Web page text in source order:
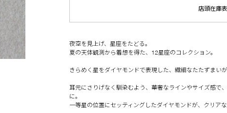
店頭在庫
夜空を見上げ、星座をたどる。
夏の天体観測から着想を得た、12星座のコレクション。
きらめく星をダイヤモンドで表現した、繊細なたたずまい
耳元にさりげなく馴染むよう、華奢なラインやサイズ感で
に。
一等星の位置にセッティングしたダイヤモンドが、クリアな